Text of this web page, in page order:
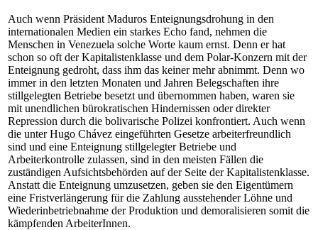
Auch wenn Präsident Maduros Enteignungsdrohung in den
internationalen Medien ein starkes Echo fand, nehmen die
Menschen in Venezuela solche Worte kaum ernst. Denn er hat
schon so oft der Kapitalistenklasse und dem Polar-Konzern mit der
Enteignung gedroht, dass ihm das keiner mehr abnimmt. Denn wo
immer in den letzten Monaten und Jahren Belegschaften ihre
stillgelegten Betriebe besetzt und übernommen haben, waren sie
mit unendlichen bürokratischen Hindernissen oder direkter
Repression durch die bolivarische Polizei konfrontiert. Auch wenn
die unter Hugo Chávez eingeführten Gesetze arbeiterfreundlich
sind und eine Enteignung stillgelegter Betriebe und
Arbeiterkontrolle zulassen, sind in den meisten Fällen die
zuständigen Aufsichtsbehörden auf der Seite der Kapitalistenklasse.
Anstatt die Enteignung umzusetzen, geben sie den Eigentümern
eine Fristverlängerung für die Zahlung ausstehender Löhne und
Wiederinbetriebnahme der Produktion und demoralisieren somit die
kämpfenden ArbeiterInnen.